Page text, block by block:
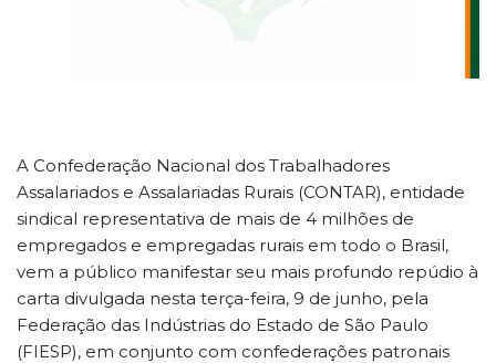
A Confederação Nacional dos Trabalhadores
Assalariados e Assalariadas Rurais (CONTAR), entidade
sindical representativa de mais de 4 milhões de
empregados e empregadas rurais em todo o Brasil,
vem a público manifestar seu mais profundo repúdio à
carta divulgada nesta terça-feira, 9 de junho, pela
Federação das Indústrias do Estado de São Paulo
(FIESP), em conjunto com confederações patronais